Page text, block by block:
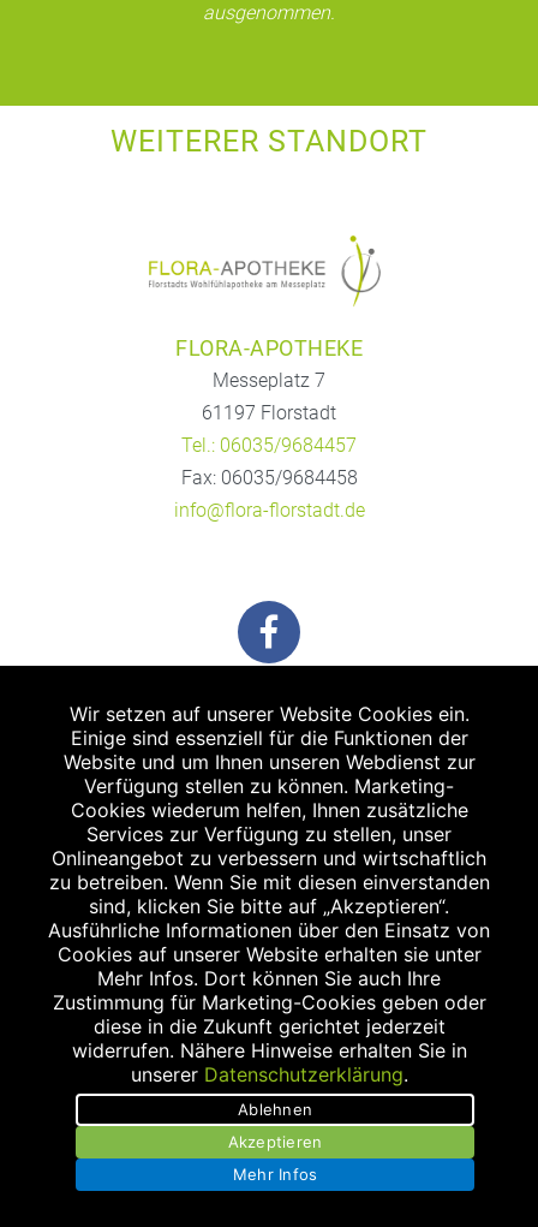
ausgenommen.
WEITERER STANDORT
FLORA-APOTHEKE
Messeplatz 7
61197 Florstadt
Tel.: 06035/9684457
Fax: 06035/9684458
info@flora-florstadt.de
Stellenangebote
Impressum
Datenschutzerklärung
Kontakt
Bildnachweis
Abgabe in haushaltsüblichen Mengen, solange der Vorrat reicht. Für Druck-
und Satzfehler keine Haftung.
Zu Risiken und Nebenwirkungen lesen Sie die
Packungsbeilage und fragen Sie Ihren Arzt oder Apotheker.
Angabe nach der deutschen Arzneimitteltaxe
Wir setzen auf unserer Website Cookies ein.
Einige sind essenziell für die Funktionen der
Website und um Ihnen unseren Webdienst zur
Verfügung stellen zu können. Marketing-
Cookies wiederum helfen, Ihnen zusätzliche
Services zur Verfügung zu stellen, unser
Onlineangebot zu verbessern und wirtschaftlich
zu betreiben. Wenn Sie mit diesen einverstanden
sind, klicken Sie bitte auf „Akzeptieren“.
Ausführliche Informationen über den Einsatz von
Cookies auf unserer Website erhalten sie unter
Mehr Infos. Dort können Sie auch Ihre
Zustimmung für Marketing-Cookies geben oder
diese in die Zukunft gerichtet jederzeit
widerrufen. Nähere Hinweise erhalten Sie in
unserer Datenschutzerklärung.
Ablehnen
Akzeptieren
Mehr Infos